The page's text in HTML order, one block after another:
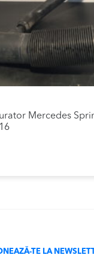
Mercedes
TE LA